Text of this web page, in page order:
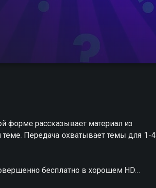
форме рассказывает материал из
Передача охватывает темы для 1-4
бесплатно в хорошем HD